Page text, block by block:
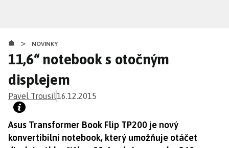
obsahu
> NOVINKY
11,6“ notebook s otočným
displejem
Pavel Trousil16.12.2015
Asus Transformer Book Flip TP200 je nový
konvertibilní notebook, který umožňuje otáčet